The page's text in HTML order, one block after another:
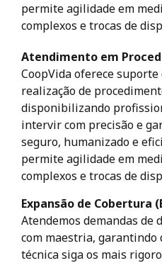
permite agilidade em
complexos e trocas de
Atendimento em
CoopVida oferece
realização de
disponibilizando
intervir com precisão e
seguro, humanizado e
permite agilidade em
complexos e trocas de
Expansão de Cobertura
Atendemos demandas de
com maestria, garantindo
técnica siga os mais